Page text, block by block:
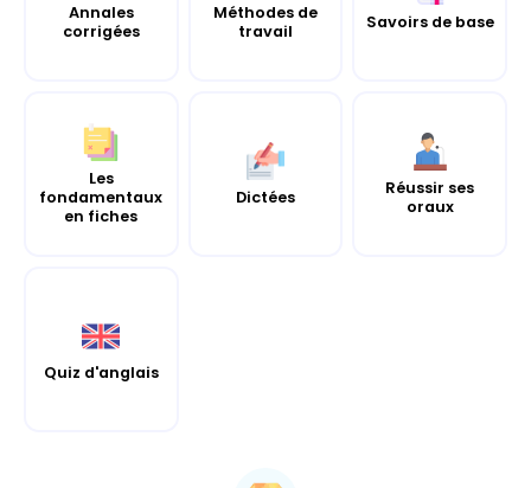
Annales
corrigées
Méthodes de
travail
Savoirs de base
Les
fondamentaux
en fiches
Dictées
Réussir ses
oraux
Quiz d'anglais